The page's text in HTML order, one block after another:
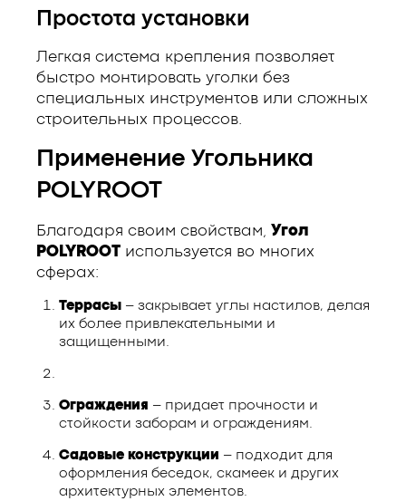
Простота установки
Легкая система крепления позволяет
быстро монтировать уголки без
специальных инструментов или сложных
строительных процессов.
Применение Угольника
POLYROOT
Благодаря своим свойствам, Угол
POLYROOT используется во многих
сферах:
Террасы
– закрывает углы настилов, делая
их более привлекательными и
защищенными.
Ограждения
– придает прочности и
стойкости заборам и ограждениям.
Садовые конструкции
– подходит для
оформления беседок, скамеек и других
архитектурных элементов.